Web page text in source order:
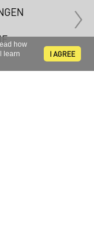
how
learn
I AGREE